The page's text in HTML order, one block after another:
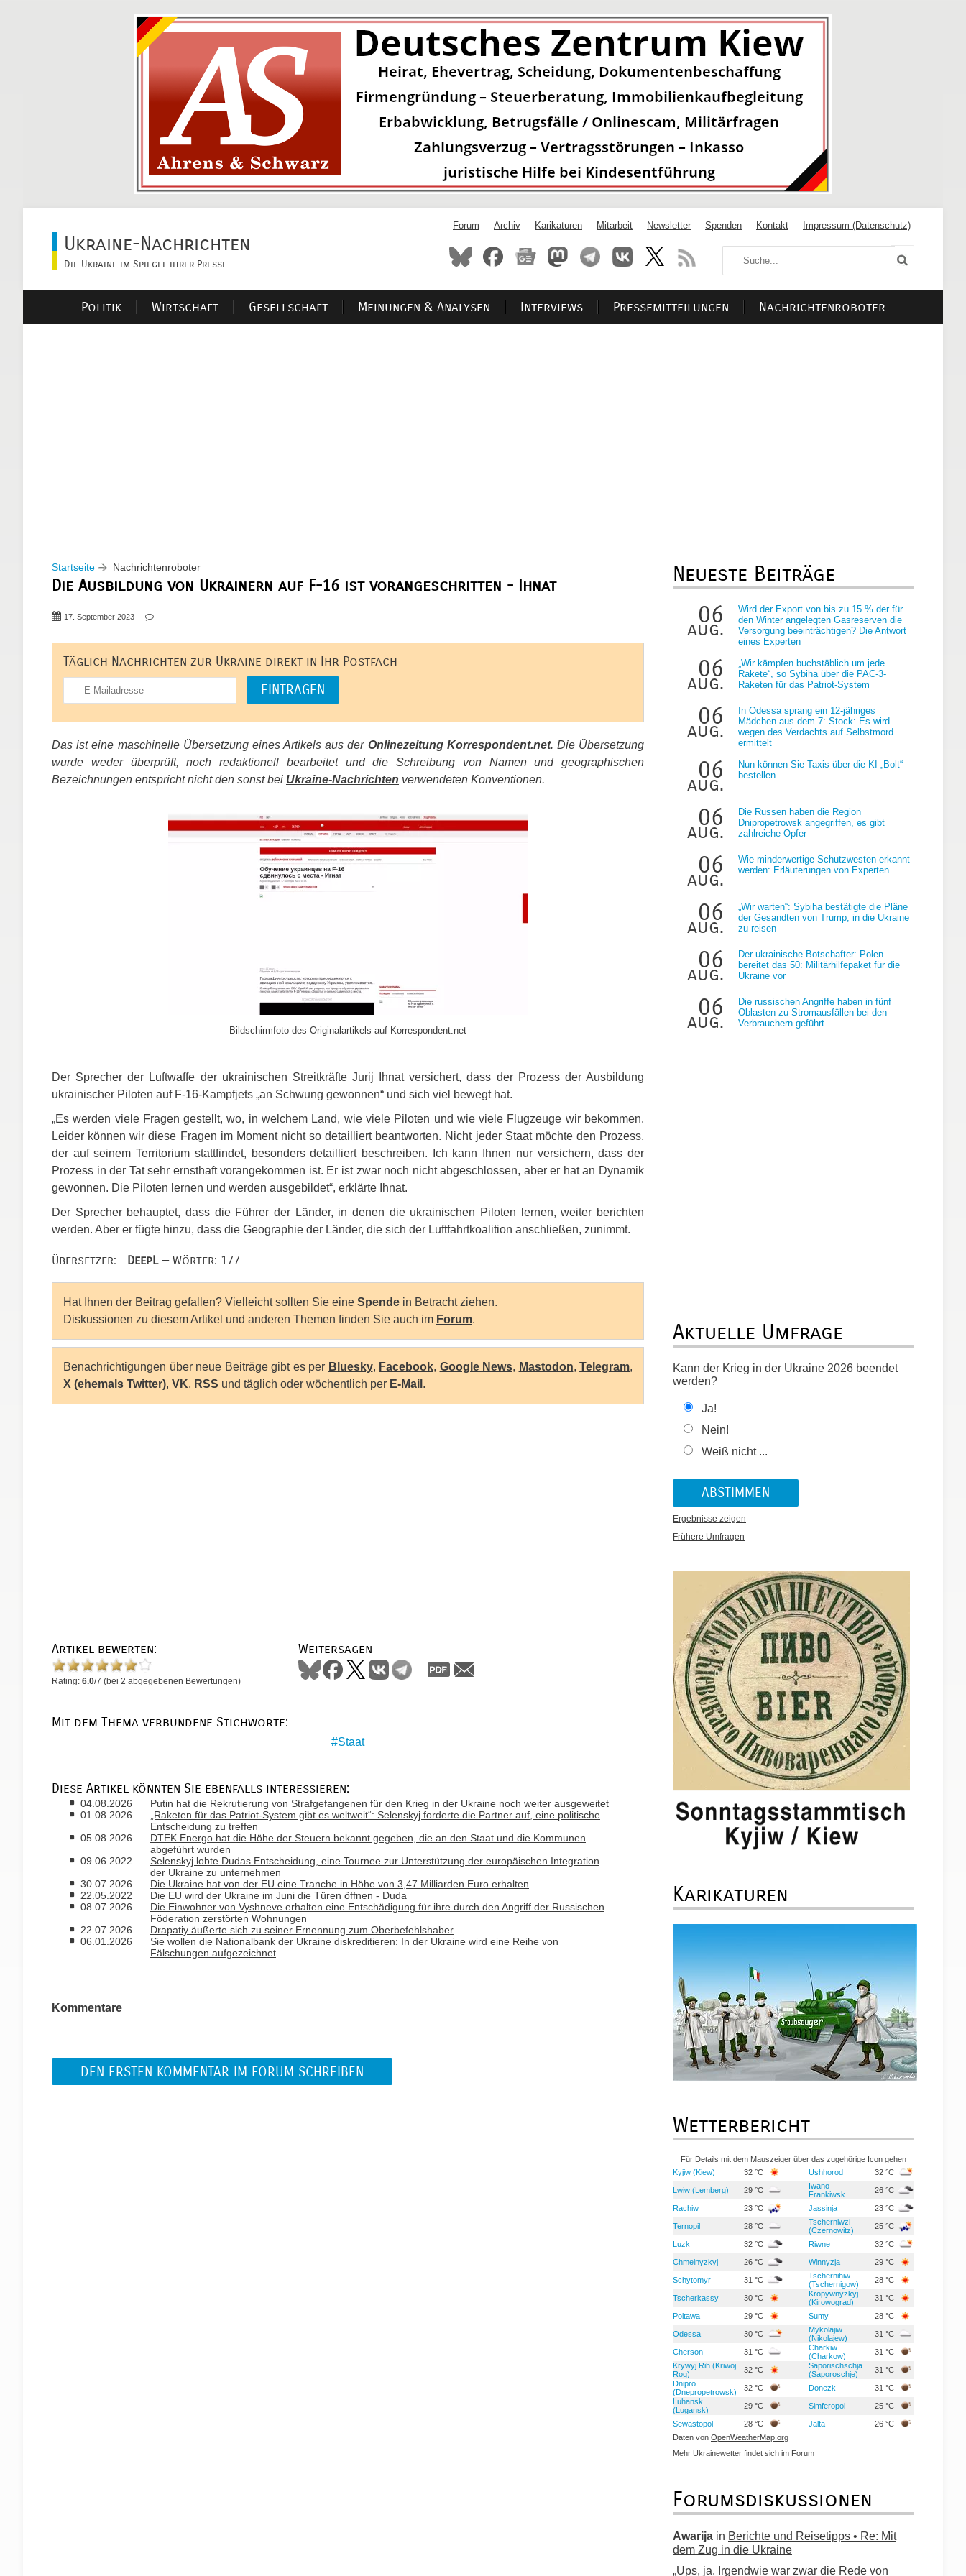
Ukraine-Nachrichten
Die Ukraine im Spiegel ihrer Presse
Forum Archiv Karikaturen Mitarbeit Newsletter Spenden Kontakt Impressum (Datenschutz)
Politik Wirtschaft Gesellschaft Meinungen & Analysen Interviews Pressemitteilungen Nachrichtenroboter
Startseite Nachrichtenroboter
Die Ausbildung von Ukrainern auf F-16 ist vorangeschritten - Ihnat
17. September 2023
Täglich Nachrichten zur Ukraine direkt in Ihr Postfach
Das ist eine maschinelle Übersetzung eines Artikels aus der Onlinezeitung Korrespondent.net. Die Übersetzung
wurde weder überprüft, noch redaktionell bearbeitet und die Schreibung von Namen und geographischen
Bezeichnungen entspricht nicht den sonst bei Ukraine-Nachrichten verwendeten Konventionen.
Bildschirmfoto des Originalartikels auf Korrespondent.net
Der Sprecher der Luftwaffe der ukrainischen Streitkräfte Jurij Ihnat versichert, dass der Prozess der Ausbildung
ukrainischer Piloten auf F-16-Kampfjets „an Schwung gewonnen“ und sich viel bewegt hat.
„Es werden viele Fragen gestellt, wo, in welchem Land, wie viele Piloten und wie viele Flugzeuge wir bekommen.
Leider können wir diese Fragen im Moment nicht so detailliert beantworten. Nicht jeder Staat möchte den Prozess,
der auf seinem Territorium stattfindet, besonders detailliert beschreiben. Ich kann Ihnen nur versichern, dass der
Prozess in der Tat sehr ernsthaft vorangekommen ist. Er ist zwar noch nicht abgeschlossen, aber er hat an Dynamik
gewonnen. Die Piloten lernen und werden ausgebildet“, erklärte Ihnat.
Der Sprecher behauptet, dass die Führer der Länder, in denen die ukrainischen Piloten lernen, weiter berichten
werden. Aber er fügte hinzu, dass die Geographie der Länder, die sich der Luftfahrtkoalition anschließen, zunimmt.
Übersetzer: DeepL— Wörter: 177
Hat Ihnen der Beitrag gefallen? Vielleicht sollten Sie eine Spende in Betracht ziehen.
Diskussionen zu diesem Artikel und anderen Themen finden Sie auch im Forum.
Benachrichtigungen über neue Beiträge gibt es per Bluesky, Facebook, Google News, Mastodon, Telegram,
X (ehemals Twitter), VK, RSS und täglich oder wöchentlich per E-Mail .
Artikel bewerten:
Rating: 6.0/7 (bei 2 abgegebenen Bewertungen)
Weitersagen
Mit dem Thema verbundene Stichworte:
Staat
Diese Artikel könnten Sie ebenfalls interessieren:
04.08.2026
Putin hat die Rekrutierung von Strafgefangenen für den Krieg in der Ukraine noch weiter ausgeweitet
01.08.2026
„Raketen für das Patriot-System gibt es weltweit“: Selenskyj forderte die Partner auf, eine politische
Entscheidung zu treffen
05.08.2026
DTEK Energo hat die Höhe der Steuern bekannt gegeben, die an den Staat und die Kommunen
abgeführt wurden
09.06.2022
Selenskyj lobte Dudas Entscheidung, eine Tournee zur Unterstützung der europäischen Integration
der Ukraine zu unternehmen
30.07.2026
Die Ukraine hat von der EU eine Tranche in Höhe von 3,47 Milliarden Euro erhalten
22.05.2022
Die EU wird der Ukraine im Juni die Türen öffnen - Duda
08.07.2026
Die Einwohner von Vyshneve erhalten eine Entschädigung für ihre durch den Angriff der Russischen
Föderation zerstörten Wohnungen
22.07.2026
Drapatiy äußerte sich zu seiner Ernennung zum Oberbefehlshaber
06.01.2026
Sie wollen die Nationalbank der Ukraine diskreditieren: In der Ukraine wird eine Reihe von
Fälschungen aufgezeichnet
Kommentare
DEN ERSTEN KOMMENTAR IM FORUM SCHREIBEN
Neueste Beiträge
06
aug.
Wird der Export von bis zu 15 % der für
den Winter angelegten Gasreserven die
Versorgung beeinträchtigen? Die Antwort
eines Experten
06
aug.
„Wir kämpfen buchstäblich um jede
Rakete“, so Sybiha über die PAC-3-
Raketen für das Patriot-System
06
aug.
In Odessa sprang ein 12-jähriges
Mädchen aus dem 7: Stock: Es wird
wegen des Verdachts auf Selbstmord
ermittelt
06
aug.
Nun können Sie Taxis über die KI „Bolt“
bestellen
06
aug.
Die Russen haben die Region
Dnipropetrowsk angegriffen, es gibt
zahlreiche Opfer
06
aug.
Wie minderwertige Schutzwesten erkannt
werden: Erläuterungen von Experten
06
aug.
„Wir warten“: Sybiha bestätigte die Pläne
der Gesandten von Trump, in die Ukraine
zu reisen
06
aug.
Der ukrainische Botschafter: Polen
bereitet das 50: Militärhilfepaket für die
Ukraine vor
06
aug.
Die russischen Angriffe haben in fünf
Oblasten zu Stromausfällen bei den
Verbrauchern geführt
Aktuelle Umfrage
Kann der Krieg in der Ukraine 2026 beendet
werden?
Ja!
Nein!
Weiß nicht ...
Ergebnisse zeigen
Frühere Umfragen
Karikaturen
Wetterbericht
Für Details mit dem Mauszeiger über das zugehörige Icon gehen
Kyjiw (Kiew)
32 °C Ushhorod 32 °C
Lwiw (Lemberg) 29 °C
Iwano-
Frankiwsk
26 °C
Rachiw 23 °C Jassinja 23 °C
Ternopil 28 °C
Tscherniwzi
(Czernowitz)
25 °C
Luzk 32 °C Riwne 32 °C
Chmelnyzkyj 26 °C Winnyzja 29 °C
Schytomyr 31 °C
Tschernihiw
(Tschernigow)
28 °C
Tscherkassy 30 °C
Kropywnyzkyj
(Kirowograd)
31 °C
Poltawa 29 °C Sumy 28 °C
Odessa 30 °C
Mykolajiw
(Nikolajew)
31 °C
Cherson 31 °C
Charkiw
(Charkow)
31 °C
Krywyj Rih (Kriwoj
Rog)
32 °C
Saporischschja
(Saporoschje)
31 °C
Dnipro
(Dnepropetrowsk)
32 °C Donezk
31 °C
Luhansk
(Lugansk)
29 °C Simferopol 25 °C
Sewastopol 28 °C Jalta
26 °C
Daten von OpenWeatherMap.org
Mehr Ukrainewetter findet sich im Forum
Forumsdiskussionen
Awarija in Berichte und Reisetipps • Re: Mit
dem Zug in die Ukraine
„Ups, ja. Irgendwie war zwar die Rede von